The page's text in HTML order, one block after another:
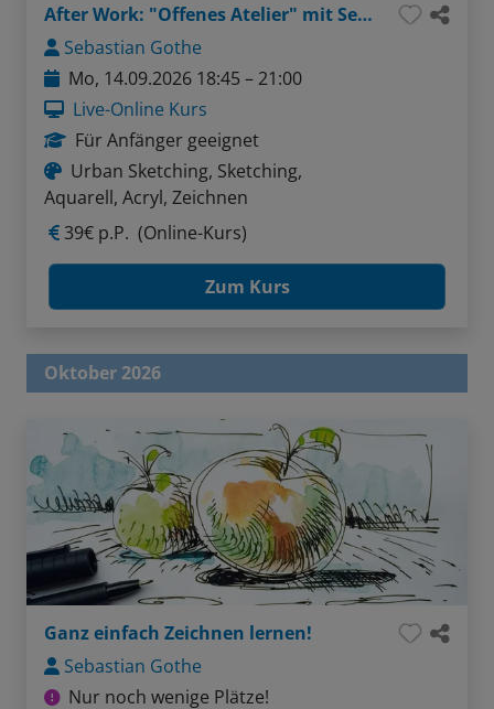
After Work: "Offenes Atelier" mit Sebastian - Thema: Menschen in Bewegung sketchen (Liner / Pinselstifte / Aquarellfarben)
Sebastian Gothe
Mo, 14.09.2026 18:45 – 21:00
Live-Online Kurs
Für Anfänger geeignet
Urban Sketching, Sketching,
Aquarell, Acryl, Zeichnen
39€ p.P. (Online-Kurs)
Zum Kurs
Oktober 2026
Ganz einfach Zeichnen lernen!
Sebastian Gothe
Nur noch wenige Plätze!